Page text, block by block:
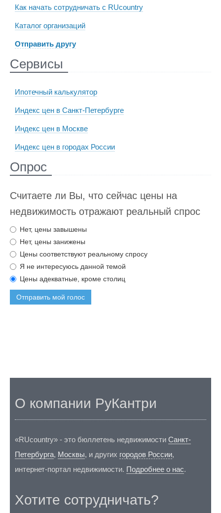
Как начать сотрудничать с RUcountry
Каталог организаций
Отправить другу
Сервисы
Ипотечный калькулятор
Индекс цен в Санкт-Петербурге
Индекс цен в Москве
Индекс цен в городах России
Опрос
Считаете ли Вы, что сейчас цены на
недвижимость отражают реальный спрос
Нет, цены завышены
Нет, цены занижены
Цены соответствуют реальному спросу
Я не интересуюсь данной темой
Цены адекватные, кроме столиц
Отправить мой голос
О компании РуКантри
«RUcountry» - это бюллетень недвижимости Санкт-
Петербурга, Москвы, и других городов России,
интернет-портал недвижимости. Подробнее о нас.
Хотите сотрудничать?